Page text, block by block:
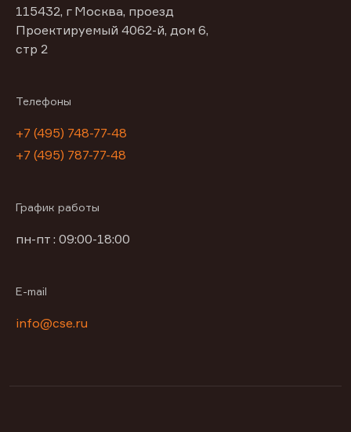
115432, г Москва, проезд
Проектируемый 4062-й, дом 6,
стр 2
Телефоны
+7 (495) 748-77-48
+7 (495) 787-77-48
График работы
пн-пт : 09:00-18:00
E-mail
info@cse.ru